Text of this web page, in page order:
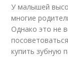
У малышей
многие
Однако это не
купить зубную